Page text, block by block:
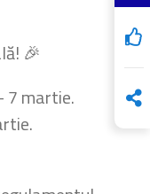
🎉
7 martie.